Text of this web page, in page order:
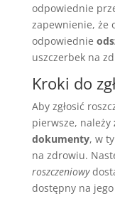
odpowiednie
zapewnienie, że
odpowiednie
uszczerbek na
Kroki do
Aby zgłosić
pierwsze, należy
dokumenty, w
na zdrowiu.
roszczeniowy
dostępny na